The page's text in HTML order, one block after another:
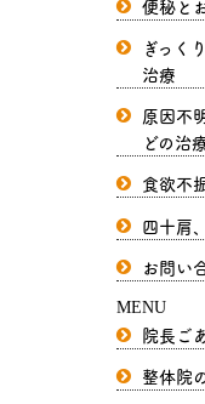
便秘と
ぎっく
治療
原因不
どの治
食欲不
四十肩
お問い
MENU
院長ご
整体院